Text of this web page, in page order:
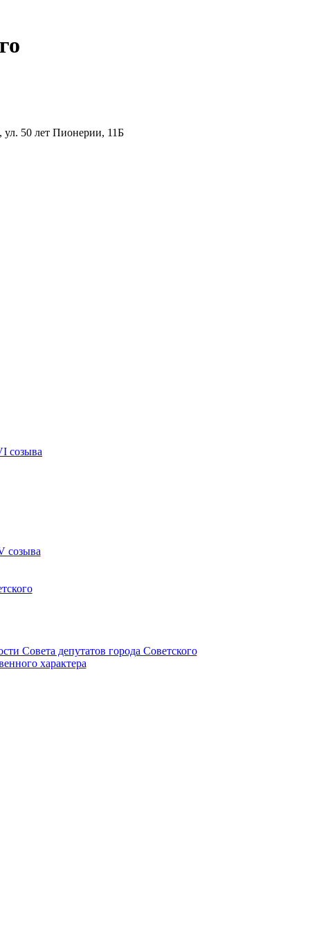
50 лет Пионерии, 11Б
созыва
созыва
Совета депутатов города Советского
характера